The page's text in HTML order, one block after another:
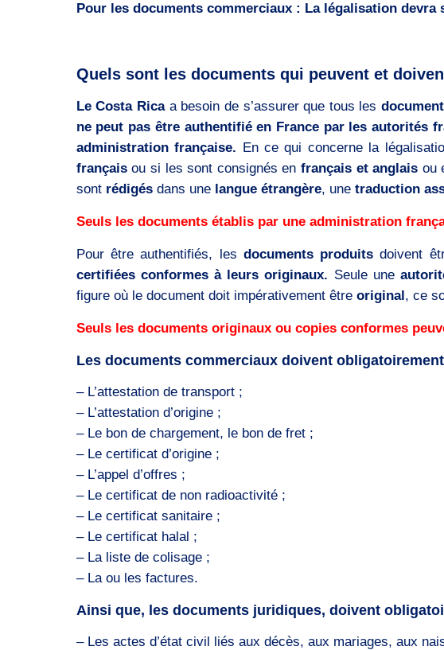
Pour les documents commerciaux : La légalisation devra
Quels sont les documents qui peuvent et
Le Costa Ricaa besoin de s’assurer que tous les
ne peut pas être authentifié en France par les autorités
administration française. En ce qui concerne la
françaisou si les sont consignés en français et anglais ou
sont rédigésdans une langue étrangère, une traduction
Seuls les documents établis par une administration
Pour être authentifiés, les documents produits doivent
certifiées conformes à leurs originaux. Seule une
figure où le document doit impérativement être original, ce
Seuls les documents originaux ou copies conformes
Les documents commerciaux doivent
– L’attestation de transport ;
– L’attestation d’origine ;
– Le bon de chargement, le bon de fret ;
– Le certificat d’origine ;
– L’appel d’offres ;
– Le certificat de non radioactivité ;
– Le certificat sanitaire ;
– Le certificat halal ;
– La liste de colisage ;
– La ou les factures.
Ainsi que, les documents juridiques, doivent
– Les actes d’état civil liés aux décès, aux mariages, aux